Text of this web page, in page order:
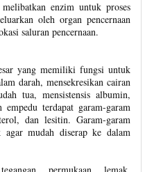
enzim untuk proses
oleh organ pencernaan
saluran pencernaan.
yang memiliki fungsi untuk
darah, mensekresikan cairan
tua, mensistensis albumin,
terdapat garam-garam
dan lesitin. Garam-garam
agar mudah diserap ke dalam